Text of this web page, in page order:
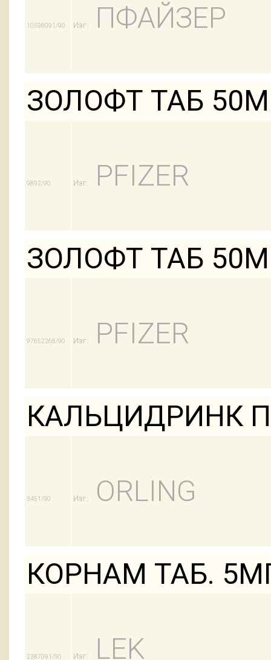
10598091/90 Изг: ПФАЙЗЕР
ЗОЛОФТ ТАБ
9892/90 Изг: PFIZER
ЗОЛОФТ ТАБ
97652268/90 Изг: PFIZER
КАЛЬЦИДРИНК
3451/90 Изг: ORLING
КОРНАМ ТАБ.
2387091/90 Изг: LEK